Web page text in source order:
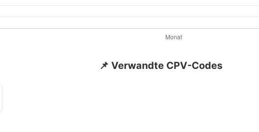
📌 Verwandte CPV-Codes